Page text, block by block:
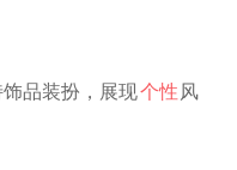
品装扮，展现个性 风